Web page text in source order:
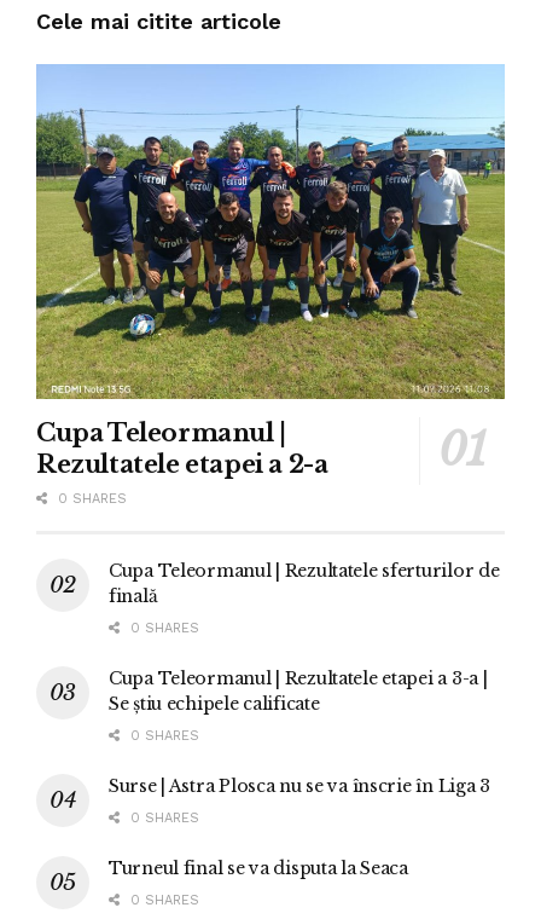
Cele mai citite articole
Cupa Teleormanul |
Rezultatele etapei a 2-a
0 SHARES
Cupa Teleormanul | Rezultatele sferturilor de
finală
0 SHARES
Cupa Teleormanul | Rezultatele etapei a 3-a |
Se știu echipele calificate
0 SHARES
Surse | Astra Plosca nu se va înscrie în Liga 3
0 SHARES
Turneul final se va disputa la Seaca
0 SHARES